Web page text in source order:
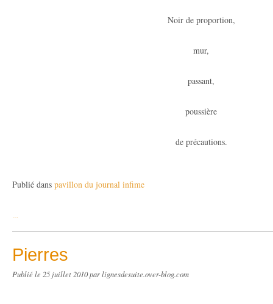
Noir de proportion,
mur,
passant,
poussière
de précautions.
Publié dans pavillon du journal infime
…
Pierres
Publié le 25 juillet 2010par lignesdesuite.over-blog.com